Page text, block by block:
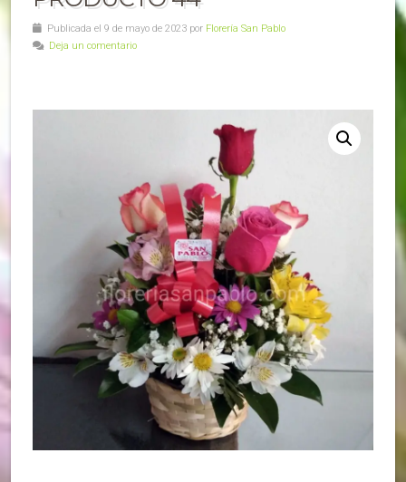
Publicada el 9 de mayo de 2023 por Florería San Pablo
Deja un comentario